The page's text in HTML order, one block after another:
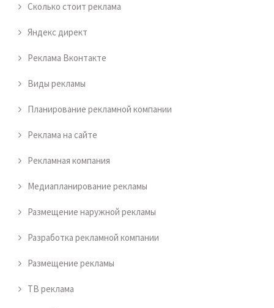
Сколько стоит реклама
Яндекс директ
Реклама Вконтакте
Виды рекламы
Планирование рекламной компании
Реклама на сайте
Рекламная компания
Медиапланирование рекламы
Размещение наружной рекламы
Разработка рекламной компании
Размещение рекламы
ТВ реклама